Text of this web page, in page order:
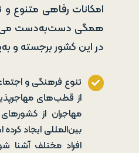
امکانات رفاهی متنوع
همگی دست‌به‌دست
در این کشور برجسته و
تنوع فرهنگی و
از قطب‌های
مهاجران از
بین‌المللی ایجاد
افراد مختلف آشنا